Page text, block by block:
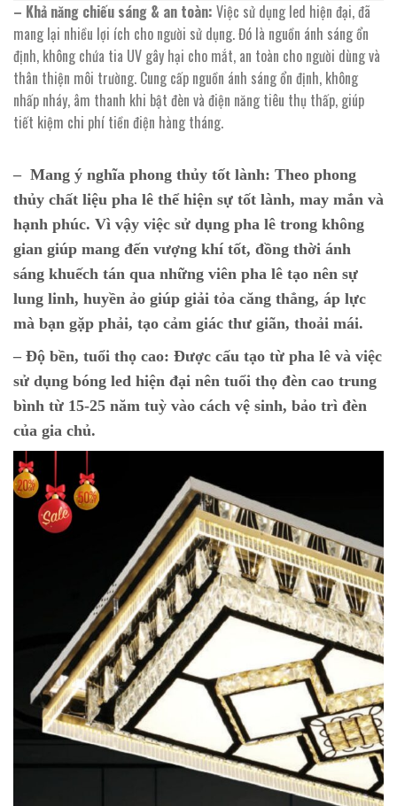
– Khả năng chiếu sáng & an toàn: Việc sử dụng led hiện đại, đã
mang lại nhiều lợi ích cho người sử dụng. Đó là nguồn ánh sáng ổn
định, không chứa tia UV gây hại cho mắt, an toàn cho người dùng và
thân thiện môi trường. Cung cấp nguồn ánh sáng ổn định, không
nhấp nháy, âm thanh khi bật đèn và điện năng tiêu thụ thấp, giúp
tiết kiệm chi phí tiền điện hàng tháng.
– Mang ý nghĩa phong thủy tốt lành: Theo phong
thủy chất liệu pha lê thể hiện sự tốt lành, may mắn và
hạnh phúc. Vì vậy việc sử dụng pha lê trong không
gian giúp mang đến vượng khí tốt, đồng thời ánh
sáng khuếch tán qua những viên pha lê tạo nên sự
lung linh, huyền ảo giúp giải tỏa căng thẳng, áp lực
mà bạn gặp phải, tạo cảm giác thư giãn, thoải mái.
– Độ bền, tuổi thọ cao: Được cấu tạo từ pha lê và việc
sử dụng bóng led hiện đại nên tuổi thọ đèn cao trung
bình từ 15-25 năm tuỳ vào cách vệ sinh, bảo trì đèn
của gia chủ.